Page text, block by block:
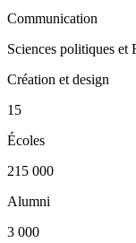
Communication
Sciences politiques et
Création et design
15
Écoles
215 000
Alumni
3 000